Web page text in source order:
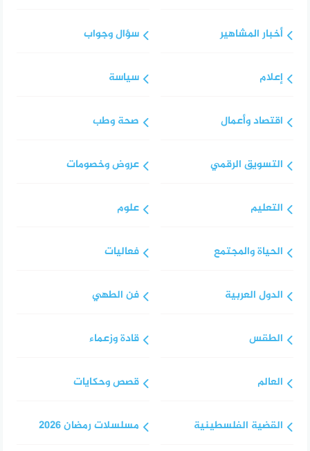
أخبار المشاهير
إعلام
اقتصاد وأعمال
التسويق الرقمي
التعليم
الحياة والمجتمع
الدول العربية
الطقس
العالم
القضية الفلسطينية
سؤال وجواب
سياسة
صحة وطب
عروض وخصومات
علوم
فعاليات
فن الطهي
قادة وزعماء
قصص وحكايات
مسلسلات رمضان 2026